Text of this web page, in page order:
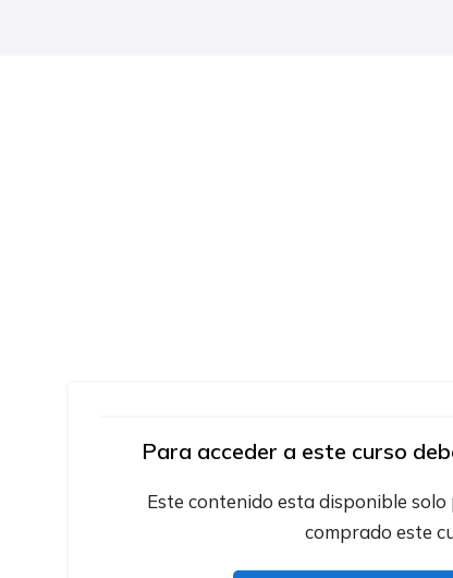
Para acceder a este curso
Este contenido esta disponible
comprado este